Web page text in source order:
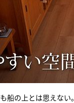
船の上とは思えない。